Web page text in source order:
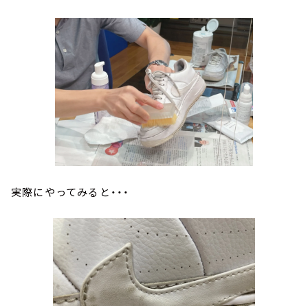
実際にやってみると・・・